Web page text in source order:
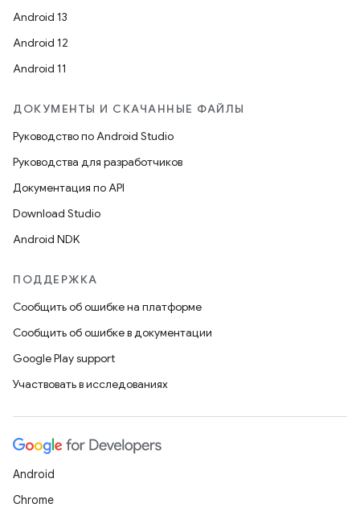
Android 13
Android 12
Android 11
ДОКУМЕНТЫ И СКАЧАННЫЕ ФАЙЛЫ
Руководство по Android Studio
Руководства для разработчиков
Документация по API
Download Studio
Android NDK
ПОДДЕРЖКА
Сообщить об ошибке на платформе
Сообщить об ошибке в документации
Google Play support
Участвовать в исследованиях
Android
Chrome